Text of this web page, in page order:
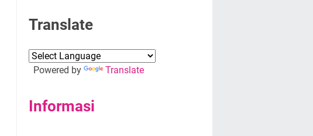
Translate
Powered by Translate
Informasi